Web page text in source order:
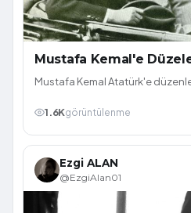
Mustafa Kemal'e
Mustafa Kemal Atatürk'e
1.6Kgörüntülenme
Ezgi ALAN
@EzgiAlan01